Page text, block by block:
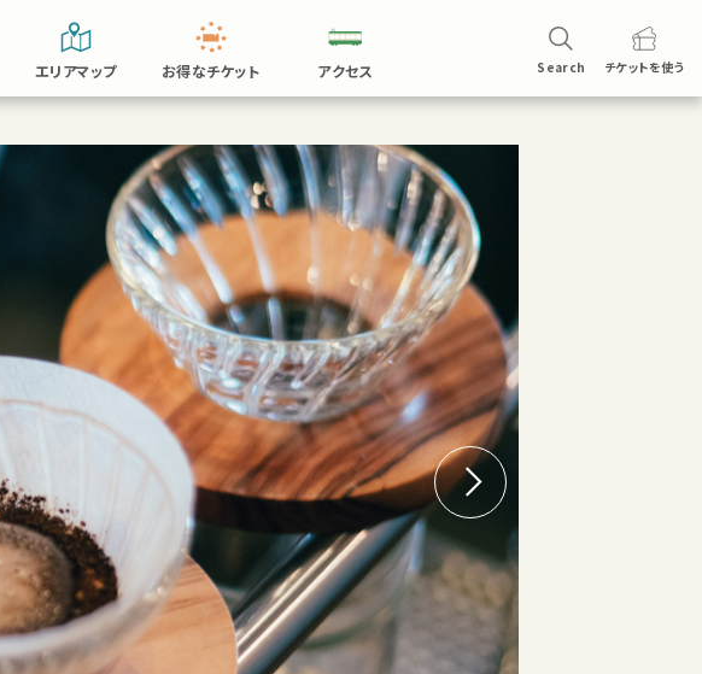
エリアマップ お得なチケット アクセス Search チケットを使う